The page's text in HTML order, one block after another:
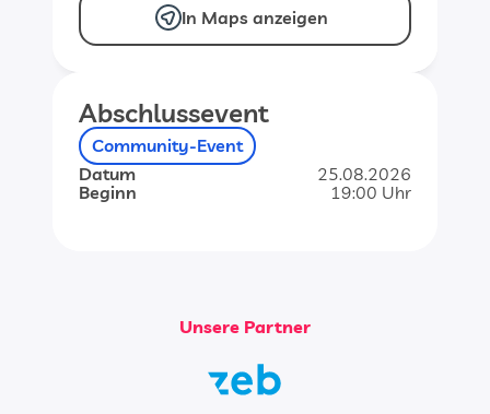
In Maps anzeigen
Abschlussevent
Community-Event
Datum
25.08.2026
Beginn
19:00 Uhr
Unsere Partner